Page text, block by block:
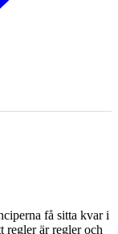
få sitta kvar i
regler är regler och